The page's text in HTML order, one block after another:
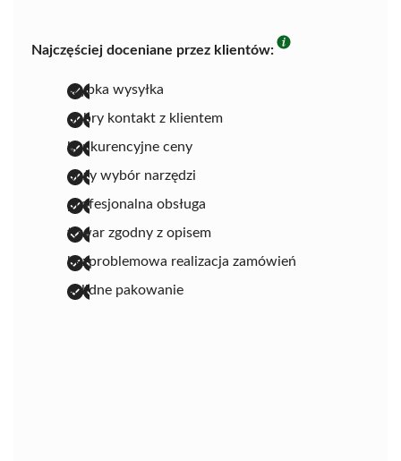
Najczęściej doceniane przez klientów:
szybka wysyłka
dobry kontakt z klientem
konkurencyjne ceny
duży wybór narzędzi
profesjonalna obsługa
towar zgodny z opisem
bezproblemowa realizacja zamówień
solidne pakowanie